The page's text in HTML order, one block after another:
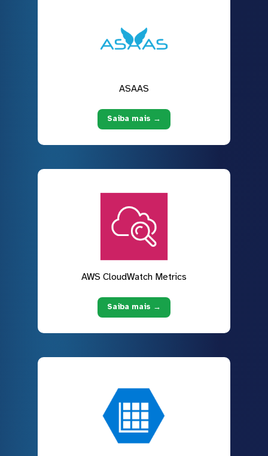
ASAAS
Saiba mais →
AWS CloudWatch Metrics
Saiba mais →